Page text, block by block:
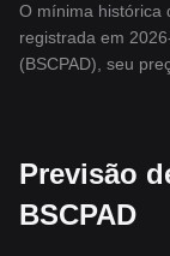
O mínima histórica
registrada em
(BSCPAD), seu
Previsão
BSCPAD